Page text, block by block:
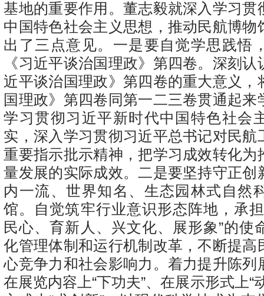
基地的重要作用。董志毅就深入学习贯
中国特色社会主义思想，推动民航博物
出了三点意见。一是要自觉学思践悟
《习近平谈治国理政》第四卷。深刻
近平谈治国理政》第四卷的重大意义，
国理政》第四卷同第一二三卷贯通起来
学习贯彻习近平新时代中国特色社会
实，深入学习贯彻习近平总书记对民航
重要指示批示精神，把学习成效转化为
量发展的实际成效。二是要坚持守正创
内一流、世界知名、生态园林式自然
馆。自觉筑牢行业意识形态阵地，承
民心、育新人、兴文化、展形象”的使
化管理体制和运行机制改革，不断提高
心竞争力和社会影响力。着力提升陈列
在展览内容上“下功夫”、在展示形式上“